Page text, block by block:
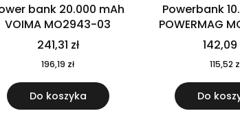
bank 20.000 mAh
VOIMA MO2943-03
241,31 zł
196,19 zł
Do koszyka
Powerbank
POWERMAG
142,09
115,52
Do